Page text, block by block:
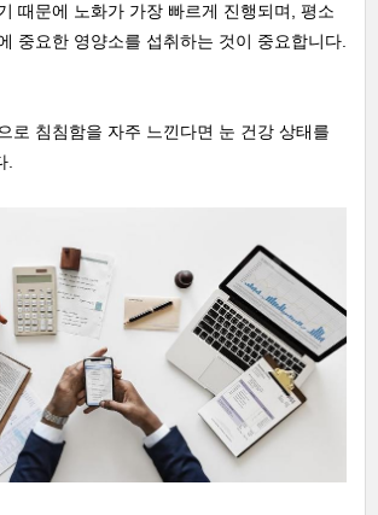
때문에 노화가 가장 빠르게 진행되며, 평소
중요한 영양소를 섭취하는 것이 중요합니다.
로 침침함을 자주 느낀다면 눈 건강 상태를
.